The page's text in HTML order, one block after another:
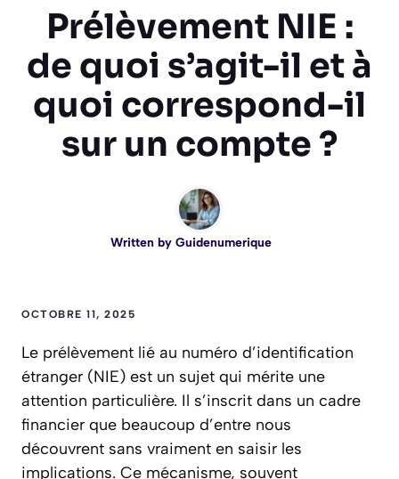
Prélèvement NIE :
de quoi s’agit-il et à
quoi correspond-il
sur un compte ?
Written by Guidenumerique
OCTOBRE 11, 2025
Le prélèvement lié au numéro d’identification
étranger (NIE) est un sujet qui mérite une
attention particulière. Il s’inscrit dans un cadre
financier que beaucoup d’entre nous
découvrent sans vraiment en saisir les
implications. Ce mécanisme, souvent